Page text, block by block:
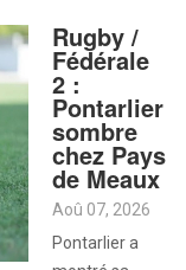
Rugby /
Fédérale
2 :
Pontarlier
sombre
chez Pays
de Meaux
Aoû 07, 2026
Pontarlier a